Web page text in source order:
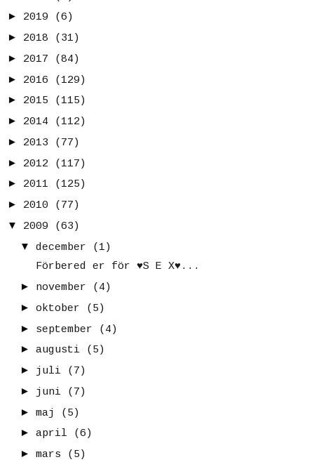
► 2019
(6)
► 2018
(31)
► 2017
(84)
► 2016
(129)
► 2015
(115)
► 2014
(112)
► 2013
(77)
► 2012
(117)
► 2011
(125)
► 2010
(77)
▼
2009
(63)
▼
december
(1)
Förbered er för ♥S E X♥...
► november
(4)
► oktober
(5)
► september
(4)
► augusti
(5)
► juli
(7)
► juni
(7)
► maj
(5)
► april
(6)
► mars
(5)